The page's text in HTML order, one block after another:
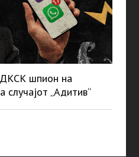
ДКСК шпион на
случајот „Адитив“